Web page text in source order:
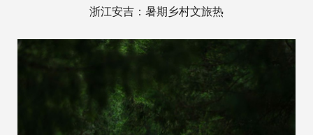
浙江安吉：暑期乡村文旅热